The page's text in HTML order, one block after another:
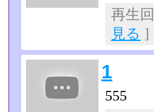
再生
見る ]
1
555